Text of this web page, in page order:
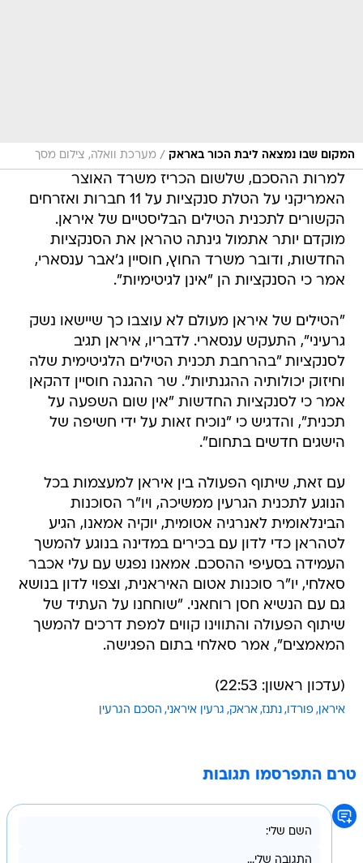
המקום שבו נמצאה ליבת הכור באראק / מערכת וואלה, צילום מסך
למרות ההסכם, שלשום הכריז משרד האוצר
האמריקני על הטלת סנקציות על 11 חברות ואזרחים
הקשורים לתכנית הטילים הבליסטיים של איראן.
מוקדם יותר אתמול גינתה טהראן את הסנקציות
החדשות, ודובר משרד החוץ, חוסיין ג'אבר ענסארי,
אמר כי הסנקציות הן "אינן לגיטימיות".
"הטילים של איראן מעולם לא עוצבו כך שיישאו נשק
גרעיני", התעקש ענסארי. לדבריו, איראן תגיב
לסנקציות "בהרחבת תכנית הטילים הלגיטימית שלה
וחיזוק יכולותיה ההגנתיות". שר ההגנה חוסיין דהקאן
אמר כי לסנקציות החדשות "אין שום השפעה על
תכנית", והדגיש כי "נוכיח זאות על ידי חשיפה של
הישגים חדשים בתחום".
עם זאת, שיתוף הפעולה בין איראן למעצמות בכל
הנוגע לתכנית הגרעין ממשיכה, ויו"ר הסוכנות
הבינלאומית לאנרגיה אטומית, יוקיה אמאנו, הגיע
לטהראן כדי לדון עם בכירים במדינה בנוגע להמשך
העמידה בסעיפי ההסכם. אמאנו נפגש עם עלי אכבר
סאלחי, יו"ר סוכנות אטום האיראנית, וצפוי לדון בנושא
גם עם הנשיא חסן רוחאני. "שוחחנו על העתיד של
שיתוף הפעולה והתווינו קווים למפת דרכים להמשך
המאמצים", אמר סאלחי בתום הפגישה.
(עדכון ראשון: 22:53)
איראן פורדו נתנז אראק גרעין איראני הסכם הגרעין
טרם התפרסמו תגובות